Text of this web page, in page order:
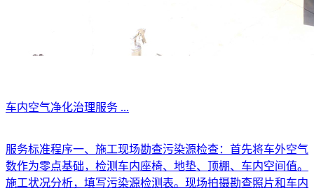
车内空气净化治理服务 ...
服务标准程序一、施工现场勘查污染源检查：首先将车外空气
数作为零点基础，检测车内座椅、地垫、顶棚、车内空间值。
施工状况分析，填写污染源检测表。现场拍摄勘查照片和车内